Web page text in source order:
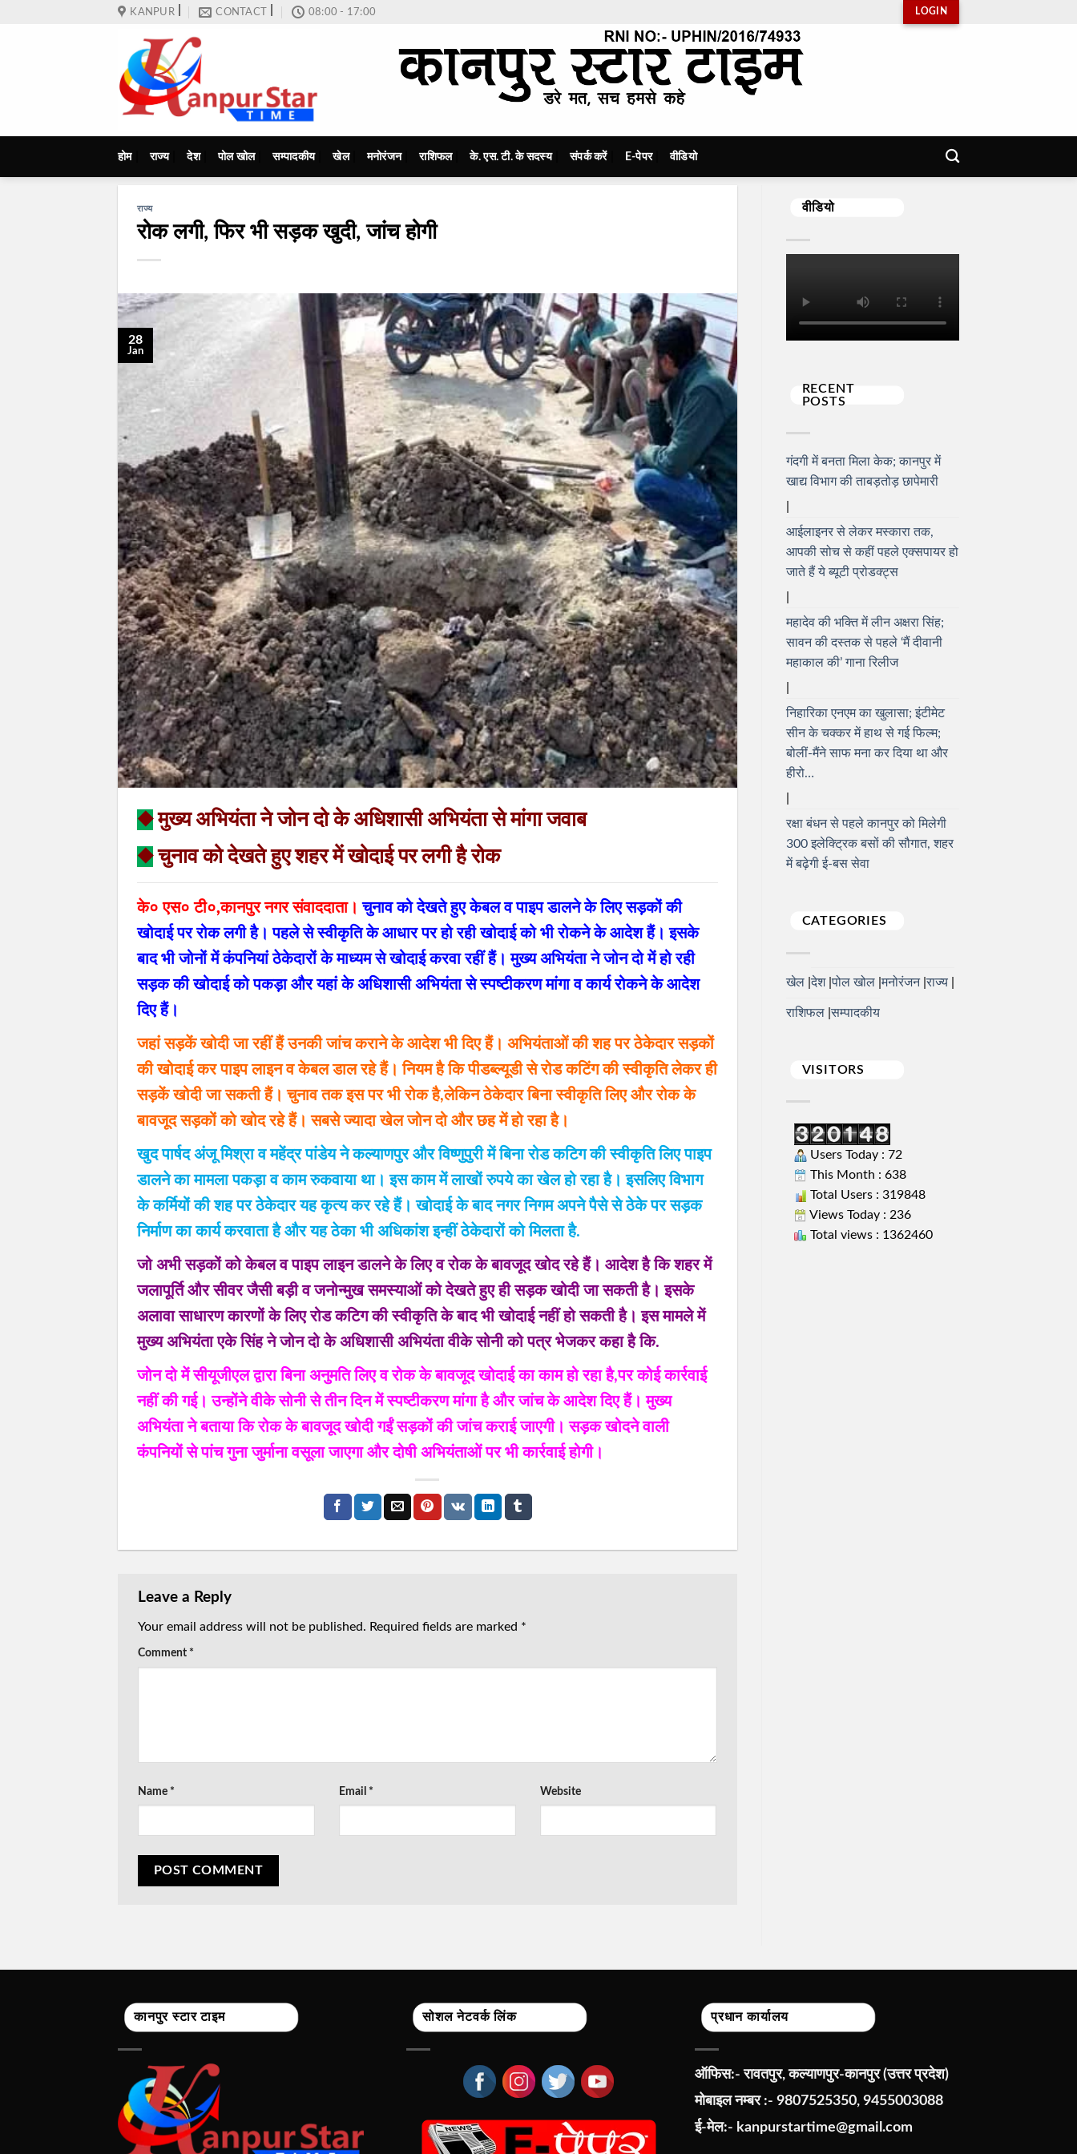
KANPUR CONTACT 08:00 - 17:00 LOGIN
होम राज्य देश पोल खोल सम्पादकीय खेल मनोरंजन राशिफल के. एस. टी. के सदस्य संपर्क करें E-पेपर वीडियो
राज्य
रोक लगी, फिर भी सड़क खुदी, जांच होगी
28
Jan
◆मुख्य अभियंता ने जोन दो के अधिशासी अभियंता से मांगा जवाब
◆चुनाव को देखते हुए शहर में खोदाई पर लगी है रोक
के० एस० टी०,कानपुर नगर संवाददाता। चुनाव को देखते हुए केबल व पाइप डालने के लिए सड़कों की
खोदाई पर रोक लगी है। पहले से स्वीकृति के आधार पर हो रही खोदाई को भी रोकने के आदेश हैं। इसके
बाद भी जोनों में कंपनियां ठेकेदारों के माध्यम से खोदाई करवा रहीं हैं। मुख्य अभियंता ने जोन दो में हो रही
सड़क की खोदाई को पकड़ा और यहां के अधिशासी अभियंता से स्पष्टीकरण मांगा व कार्य रोकने के आदेश
दिए हैं।
जहां सड़कें खोदी जा रहीं हैं उनकी जांच कराने के आदेश भी दिए हैं। अभियंताओं की शह पर ठेकेदार सड़कों
की खोदाई कर पाइप लाइन व केबल डाल रहे हैं। नियम है कि पीडब्ल्यूडी से रोड कटिंग की स्वीकृति लेकर ही
सड़कें खोदी जा सकती हैं। चुनाव तक इस पर भी रोक है,लेकिन ठेकेदार बिना स्वीकृति लिए और रोक के
बावजूद सड़कों को खोद रहे हैं। सबसे ज्यादा खेल जोन दो और छह में हो रहा है।
खुद पार्षद अंजू मिश्रा व महेंद्र पांडेय ने कल्याणपुर और विष्णुपुरी में बिना रोड कटिग की स्वीकृति लिए पाइप
डालने का मामला पकड़ा व काम रुकवाया था। इस काम में लाखों रुपये का खेल हो रहा है। इसलिए विभाग
के कर्मियों की शह पर ठेकेदार यह कृत्य कर रहे हैं। खोदाई के बाद नगर निगम अपने पैसे से ठेके पर सड़क
निर्माण का कार्य करवाता है और यह ठेका भी अधिकांश इन्हीं ठेकेदारों को मिलता है.
जो अभी सड़कों को केबल व पाइप लाइन डालने के लिए व रोक के बावजूद खोद रहे हैं। आदेश है कि शहर में
जलापूर्ति और सीवर जैसी बड़ी व जनोन्मुख समस्याओं को देखते हुए ही सड़क खोदी जा सकती है। इसके
अलावा साधारण कारणों के लिए रोड कटिग की स्वीकृति के बाद भी खोदाई नहीं हो सकती है। इस मामले में
मुख्य अभियंता एके सिंह ने जोन दो के अधिशासी अभियंता वीके सोनी को पत्र भेजकर कहा है कि.
जोन दो में सीयूजीएल द्वारा बिना अनुमति लिए व रोक के बावजूद खोदाई का काम हो रहा है,पर कोई कार्रवाई
नहीं की गई। उन्होंने वीके सोनी से तीन दिन में स्पष्टीकरण मांगा है और जांच के आदेश दिए हैं। मुख्य
अभियंता ने बताया कि रोक के बावजूद खोदी गईं सड़कों की जांच कराई जाएगी। सड़क खोदने वाली
कंपनियों से पांच गुना जुर्माना वसूला जाएगा और दोषी अभियंताओं पर भी कार्रवाई होगी।
Leave a Reply
Your email address will not be published. Required fields are marked *
Comment *
Name * Email * Website
वीडियो
RECENT
POSTS
गंदगी में बनता मिला केक; कानपुर में
खाद्य विभाग की ताबड़तोड़ छापेमारी
आईलाइनर से लेकर मस्कारा तक,
आपकी सोच से कहीं पहले एक्सपायर हो
जाते हैं ये ब्यूटी प्रोडक्ट्स
महादेव की भक्ति में लीन अक्षरा सिंह;
सावन की दस्तक से पहले ‘मैं दीवानी
महाकाल की’ गाना रिलीज
निहारिका एनएम का खुलासा; इंटीमेट
सीन के चक्कर में हाथ से गई फिल्म;
बोलीं-मैंने साफ मना कर दिया था और
हीरो…
रक्षा बंधन से पहले कानपुर को मिलेगी
300 इलेक्ट्रिक बसों की सौगात, शहर
में बढ़ेगी ई-बस सेवा
CATEGORIES
खेल देश पोल खोल मनोरंजन राज्य
राशिफल सम्पादकीय
VISITORS
Users Today : 72
This Month : 638
Total Users : 319848
Views Today : 236
Total views : 1362460
कानपुर स्टार टाइम सोशल नेटवर्क लिंक प्रधान कार्यालय
ऑफिस:- रावतपुर, कल्याणपुर-कानपुर (उत्तर प्रदेश)
मोबाइल नम्बर :- 9807525350, 9455003088
ई-मेल:- kanpurstartime@gmail.com